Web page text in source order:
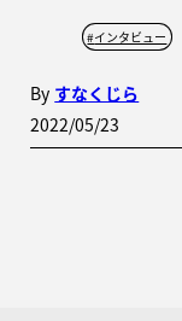
#インタビュー
By すなくじら
2022/05/23